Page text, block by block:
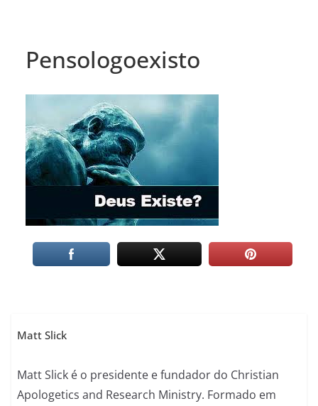
Pensologoexisto
Matt Slick
Matt Slick é o presidente e fundador do Christian
Apologetics and Research Ministry. Formado em